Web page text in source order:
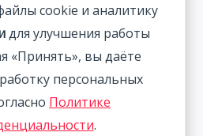
Skoda Kamiq 1.5L 112HP
2WD 2022
1 877 800₽
cookie и аналитику
для улучшения работы
«Принять», вы даёте
персональных
Политике
.